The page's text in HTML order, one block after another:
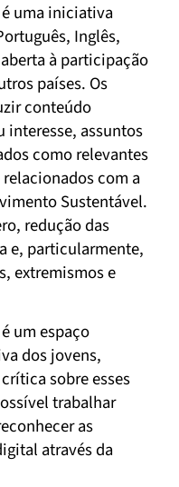
uma iniciativa
Inglês,
à participação
países. Os
conteúdo
interesse, assuntos
como relevantes
com a
Sustentável.
redução das
e, particularmente,
extremismos e
um espaço
dos jovens,
sobre esses
trabalhar
as
através da